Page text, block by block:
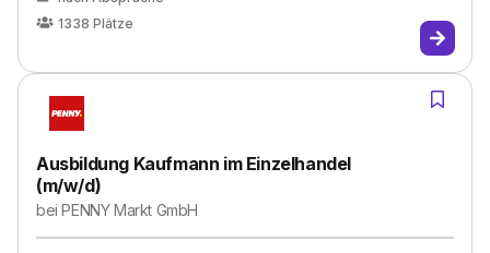
1338 Plätze
Ausbildung Kaufmann im Einzelhandel
(m/w/d)
beiPENNY Markt GmbH